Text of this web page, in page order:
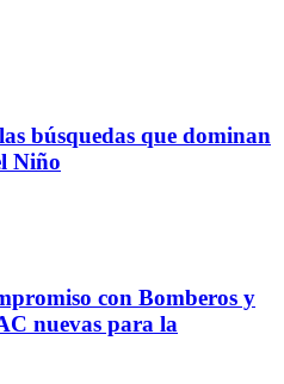
búsquedas que dominan
Niño
con Bomberos y
nuevas para la